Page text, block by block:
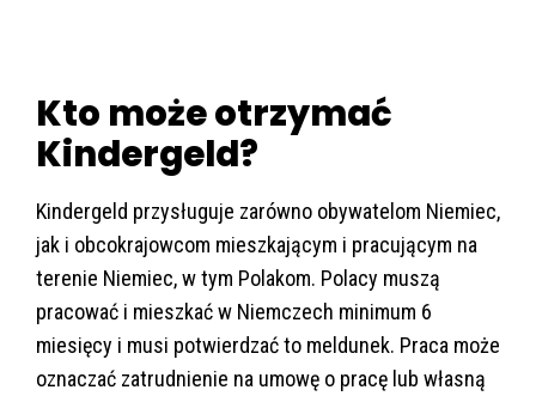
Kto może otrzymać
Kindergeld?
Kindergeld przysługuje zarówno obywatelom Niemiec,
jak i obcokrajowcom mieszkającym i pracującym na
terenie Niemiec, w tym Polakom. Polacy muszą
pracować i mieszkać w Niemczech minimum 6
miesięcy i musi potwierdzać to meldunek. Praca może
oznaczać zatrudnienie na umowę o pracę lub własną